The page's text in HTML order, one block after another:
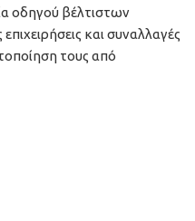
οδηγού βέλτιστων
και συναλλαγές
τους από